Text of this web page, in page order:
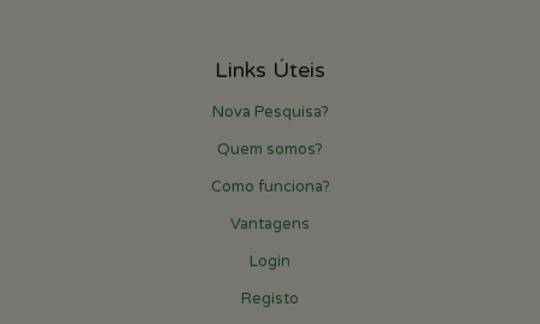
Links Úteis
Nova Pesquisa?
Quem somos?
Como funciona?
Vantagens
Login
Registo